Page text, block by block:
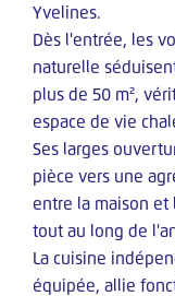
Yvelines.
Dès l'entrée, les
naturelle
plus de 50 m²,
espace de vie
Ses larges
pièce vers une
entre la maison
tout au long de
La cuisine
équipée, allie